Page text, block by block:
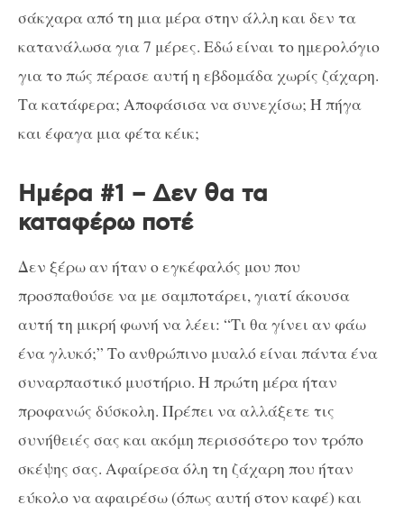
σάκχαρα από τη μια μέρα στην άλλη και δεν τα
κατανάλωσα για 7 μέρες. Εδώ είναι το ημερολόγιο
για το πώς πέρασε αυτή η εβδομάδα χωρίς ζάχαρη.
Τα κατάφερα; Αποφάσισα να συνεχίσω; Ή πήγα
και έφαγα μια φέτα κέικ;
Ημέρα #1 – Δεν θα τα
καταφέρω ποτέ
Δεν ξέρω αν ήταν ο εγκέφαλός μου που
προσπαθούσε να με σαμποτάρει, γιατί άκουσα
αυτή τη μικρή φωνή να λέει: “Τι θα γίνει αν φάω
ένα γλυκό;” Το ανθρώπινο μυαλό είναι πάντα ένα
συναρπαστικό μυστήριο. Η πρώτη μέρα ήταν
προφανώς δύσκολη. Πρέπει να αλλάξετε τις
συνήθειές σας και ακόμη περισσότερο τον τρόπο
σκέψης σας. Αφαίρεσα όλη τη ζάχαρη που ήταν
εύκολο να αφαιρέσω (όπως αυτή στον καφέ) και